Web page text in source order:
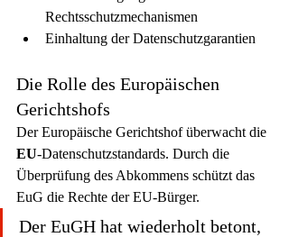
Rechtsschutzmechanismen
Einhaltung der Datenschutzgarantien
Die Rolle des Europäischen
Gerichtshofs
Der Europäische Gerichtshof überwacht die
EU-Datenschutzstandards. Durch die
Überprüfung des Abkommens schützt das
EuG die Rechte der EU-Bürger.
Der EuGH hat wiederholt betont,